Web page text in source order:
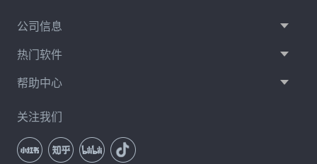
公司信息
热门软件
帮助中心
关注我们